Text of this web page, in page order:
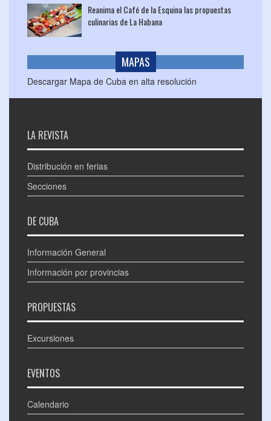
Reanima el Café de la Esquina las propuestas
culinarias de La Habana
MAPAS
Descargar Mapa de Cuba en alta resolución
LA REVISTA
Distribución en ferias
Secciones
DE CUBA
Información General
Información por provincias
PROPUESTAS
Excursiones
EVENTOS
Calendario